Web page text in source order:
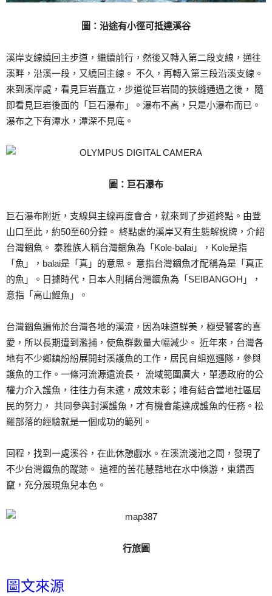
圖：沿途有小徑可抵達溪谷
溪岸支線繞回主步道，繼續前行，然後又轉入第二段支線，通往
溪畔，沿溪一段，又繞回主線。 不久，再轉入第三段沿溪支線。
來到溪岸處，看見巨岩矗立，步道從巨岩間的狹縫通過之後， 隨
即看見巨岩後面的「巨石瀑布」。瀑布不高，只是小瀑布而已。
瀑布之下有潭水，潭深不見底。
圖：巨石瀑布
巨石瀑布附近，支線與主線再度會合，就來到了步道終點。由登
山口至此，約50至60分鐘。 終點處的溪岸又有生態解說牌，介紹
台灣錮魚。 泰雅族人稱台灣錮魚為「Kole-balai」，Kole是指
「魚」，balai是「真」的意思。 意指台灣錮魚才配稱為是「真正
的魚」。日據時代，日本人則稱台灣錮魚為「SEIBANGOH」，
意指「高山鯉魚」。
台灣錮魚遍佈於台灣各地的溪流，因為味道鮮美，極受饕客的喜
愛，所以長期遭到濫捕，使魚群數量大幅減少。 近年來，台灣各
地有不少鄉鎮紛紛展開封溪護魚的工作，居民自組巡邏隊，參與
護魚的工作。一條河流源遠流長， 流域範圍廣大，單憑政府的公
權力介入護魚，往往力有未逮，成效未彰；唯有結合當地社區居
民的努力， 共同參與封溪護魚，才有機會能達成護魚的任務。松
羅部落的經驗就是一個成功的範列。
回程，找到一處溪谷，在此休憩戲水。在溪流淺池之間，發現了
不少台灣錮魚的蹤跡。 這裡的苦花慧黠地在水中倏游，東鑽西
竄，充分展現魚兒本色。
行旅圖
圖文來源